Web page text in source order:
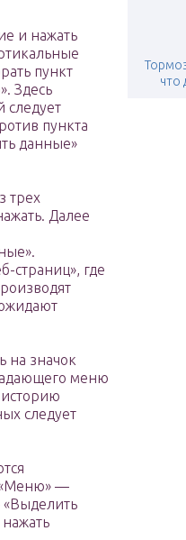
что
и нажать
пункт
Здесь
следует
пункта
данные»
трех
Далее
страниц», где
на значок
меню
историю
следует
«Меню» —